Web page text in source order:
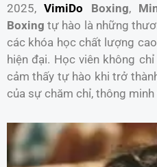
2025,VimiDo Boxing,
Boxing tự hào là những
các khóa học chất lượng
hiện đại. Học viên không
cảm thấy tự hào khi trở
của sự chăm chỉ, thông minh